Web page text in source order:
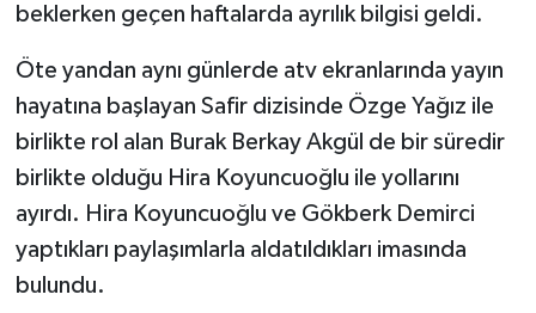
beklerken geçen haftalarda ayrılık bilgisi geldi.
Öte yandan aynı günlerde atv ekranlarında yayın
hayatına başlayan Safir dizisinde Özge Yağız ile
birlikte rol alan Burak Berkay Akgül de bir süredir
birlikte olduğu Hira Koyuncuoğlu ile yollarını
ayırdı. Hira Koyuncuoğlu ve Gökberk Demirci
yaptıkları paylaşımlarla aldatıldıkları imasında
bulundu.